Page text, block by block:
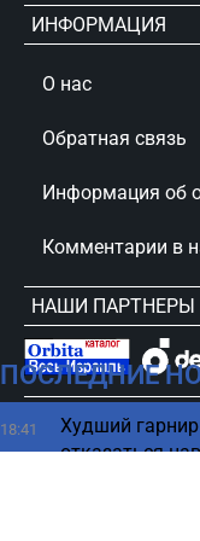
ПОСЛЕДНИЕ
18:41
Худший
отказаться
ИНФОРМАЦИЯ
О нас
Обратная связь
Информация об
Комментарии в
НАШИ ПАРТНЕРЫ
сursorinfo.co.il ©